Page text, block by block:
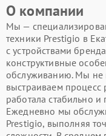
О компании
Мы —
техники Prestigio в
с устройствами
конструктивные
обслуживанию. Мы не
выстраиваем процесс
работала стабильно
Ежедневно мы
Prestigio, выполняя